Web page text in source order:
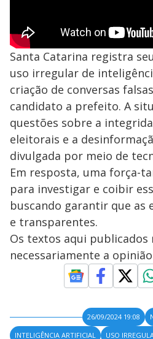
Santa Catarina registra
uso irregular de
criação de conversas
candidato a prefeito. A
questões sobre a
eleitorais e a
divulgada por meio de
Em resposta, uma força-
para investigar e coibir
buscando garantir que as
e transparentes.
Os textos aqui publicados
necessariamente a
26/09/2024 19:08
INTELIGÊNCIA ARTIFICIAL
USO